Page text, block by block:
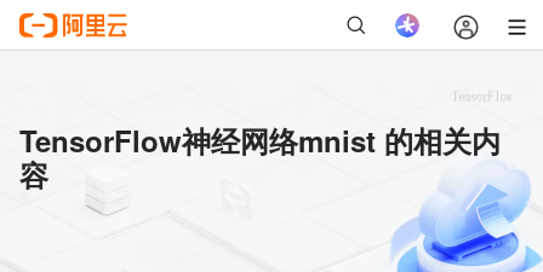
TensorFlow神经网络mnist 的相关内
容